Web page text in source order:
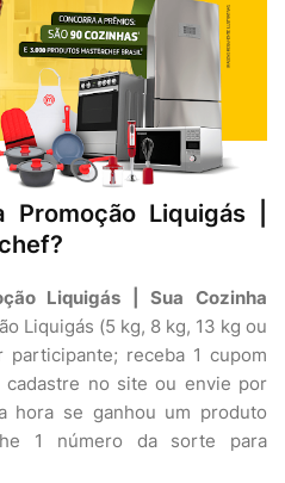
Liquigás |
Liquigás | Sua Cozinha
Liquigás (5 kg, 8 kg, 13 kg ou
receba 1 cupom
no site ou envie por
hora se ganhou um produto
1 número da sorte para